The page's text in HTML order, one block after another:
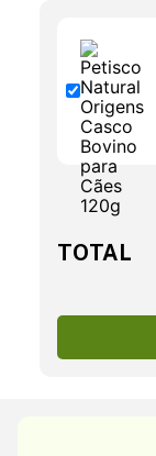
TOTAL